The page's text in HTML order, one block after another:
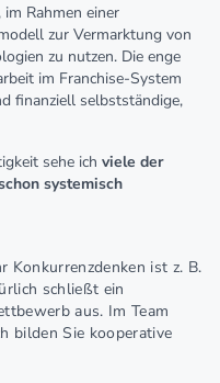
, im Rahmen einer
zur Vermarktung von
zu nutzen. Die enge
im Franchise-System
finanziell selbstständige,
sehe ich viele der
systemisch
Konkurrenzdenken ist z. B.
schließt ein
aus. Im Team
bilden Sie kooperative